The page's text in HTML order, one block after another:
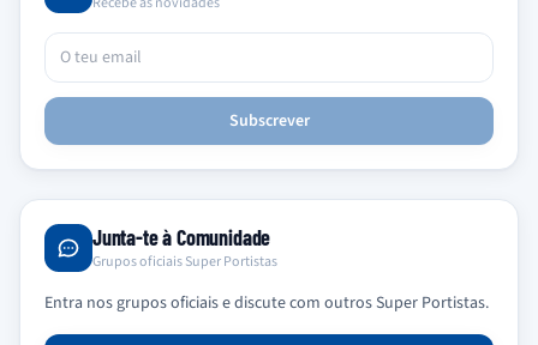
Subscrever
Junta-te à Comunidade
Grupos oficiais Super Portistas
Entra nos grupos oficiais e discute com outros Super Portistas.